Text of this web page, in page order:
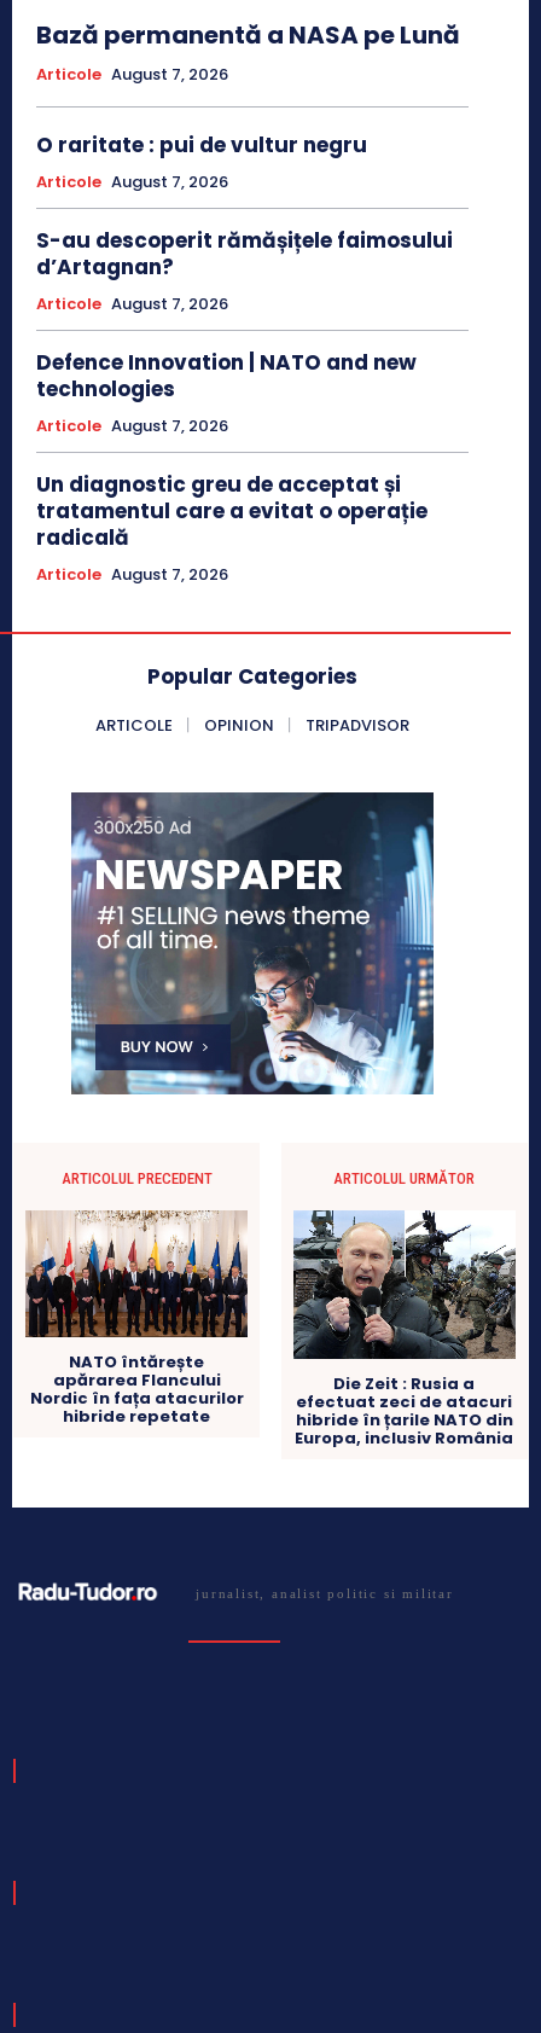
Bază permanentă a NASA pe Lună
Articole August 7, 2026
O raritate : pui de vultur negru
Articole August 7, 2026
S-au descoperit rămășițele faimosului
d’Artagnan?
Articole August 7, 2026
Defence Innovation | NATO and new
technologies
Articole August 7, 2026
Un diagnostic greu de acceptat și
tratamentul care a evitat o operație
radicală
Articole August 7, 2026
Popular Categories
ARTICOLE OPINION TRIPADVISOR
ARTICOLUL PRECEDENT
NATO întărește
apărarea Flancului
Nordic în fața atacurilor
hibride repetate
ARTICOLUL URMĂTOR
Die Zeit : Rusia a
efectuat zeci de atacuri
hibride în țarile NATO din
Europa, inclusiv România
jurnalist, analist politic si militar